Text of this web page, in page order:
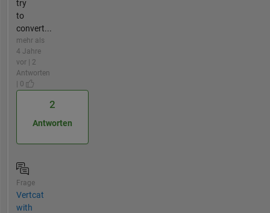
try
to
convert...
mehr als
4 Jahre
vor | 2
Antworten
| 0
2
Antworten
Frage
Vertcat
with